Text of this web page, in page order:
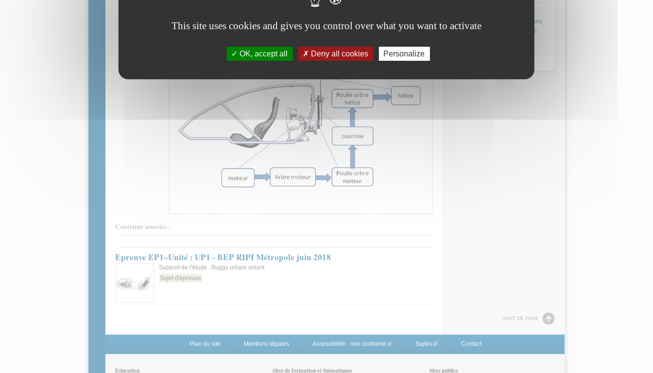
A la sortie du moteur, l’arbre moteur entraîne en rotation la poulie arbre moteur,
puis la courroie transmet le mouvement à la poulie arbre hélice et donc l’hélice.
Contenus associés :
Epreuve EP1–Unité : UP1 - BEP RIPI Métropole juin 2018
Support de l'étude : Buggy urbain volant
Sujet d'épreuve
Enseignements scientifiques
et technologiques en cycle
HAUT DE PAGE
Plan du site Mentions légales Accessibilité : non conforme (link is external)
Sigles(link is external)
Contact
Éducation Sites de formation et thématiques Sites publics
This site uses cookies and gives you control over what you want to activate
OK, accept all Deny all cookies Personalize